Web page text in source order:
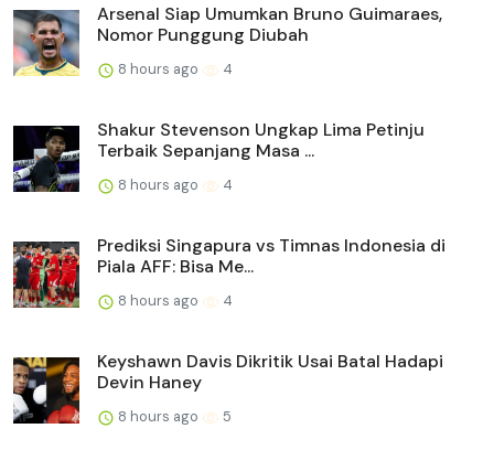
Arsenal Siap Umumkan Bruno Guimaraes,
Nomor Punggung Diubah
8 hours ago 4
Shakur Stevenson Ungkap Lima Petinju
Terbaik Sepanjang Masa ...
8 hours ago 4
Prediksi Singapura vs Timnas Indonesia di
Piala AFF: Bisa Me...
8 hours ago 4
Keyshawn Davis Dikritik Usai Batal Hadapi
Devin Haney
8 hours ago 5